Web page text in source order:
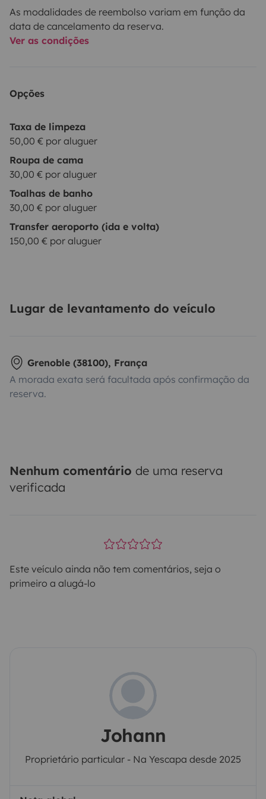
As modalidades de reembolso variam em função da
data de cancelamento da reserva.
Ver as condições
Opções
Taxa de limpeza
50,00 € por aluguer
Roupa de cama
30,00 € por aluguer
Toalhas de banho
30,00 € por aluguer
Transfer aeroporto (ida e volta)
150,00 € por aluguer
Lugar de levantamento do veículo
Grenoble (38100), França
A morada exata será facultada após confirmação da
reserva.
Nenhum comentário de uma reserva
verificada
Este veículo ainda não tem comentários, seja o
primeiro a alugá-lo
Johann
Proprietário particular - Na Yescapa desde 2025